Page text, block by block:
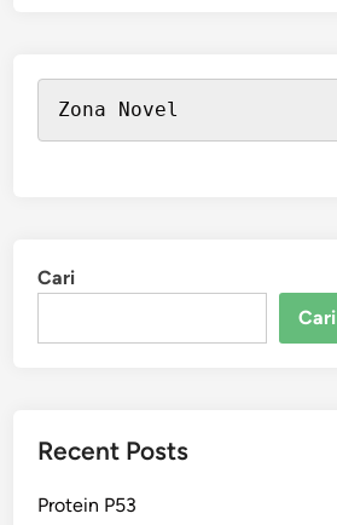
Zona Novel
Cari
Cari
Recent Posts
Protein P53